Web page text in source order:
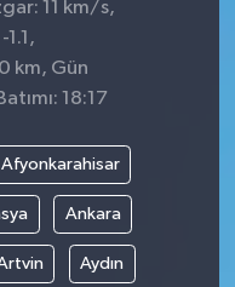
11 km/s,
1.1,
km, Gün
18:17
Afyonkarahisar
Ankara
Aydın